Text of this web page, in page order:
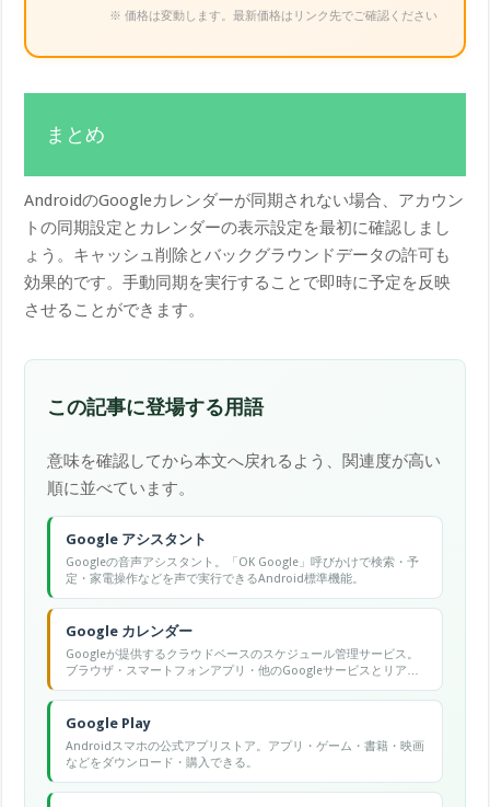
※ 価格は変動します。最新価格はリンク先でご確認ください
まとめ
AndroidのGoogleカレンダーが同期されない場合、アカウン
トの同期設定とカレンダーの表示設定を最初に確認しまし
ょう。キャッシュ削除とバックグラウンドデータの許可も
効果的です。手動同期を実行することで即時に予定を反映
させることができます。
この記事に登場する用語
意味を確認してから本文へ戻れるよう、関連度が高い
順に並べています。
Google アシスタント
Googleの音声アシスタント。「OK Google」呼びかけで検索・予
定・家電操作などを声で実行できるAndroid標準機能。
Google カレンダー
Googleが提供するクラウドベースのスケジュール管理サービス。
ブラウザ・スマートフォンアプリ・他のGoogleサービスとリアル
タイムで同期でき、複数カレンダーの管理・イベント招待・会議
リンク自動生成などが無料で使える。
Google Play
Androidスマホの公式アプリストア。アプリ・ゲーム・書籍・映画
などをダウンロード・購入できる。